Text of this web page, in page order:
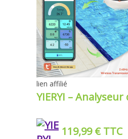
lien affilié
YIERYI –
119,99 € TTC